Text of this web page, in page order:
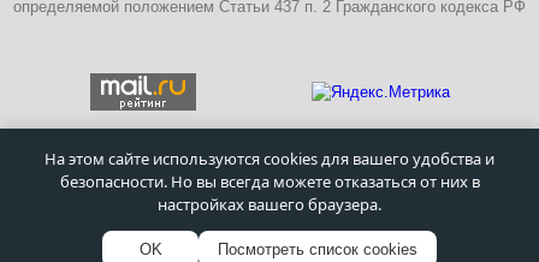
определяемой положением Статьи 437 п. 2 Гражданского кодекса РФ
ПОЛИТИКА КОНФИДЕНЦИАЛЬНОСТИ
Московский завод металлических дверей–Противопожарные
двери1995 - 2026г.
На этом сайте используются cookies для вашего удобства и
безопасности. Но вы всегда можете отказаться от них в
настройках вашего браузера.
OK Посмотреть список cookies